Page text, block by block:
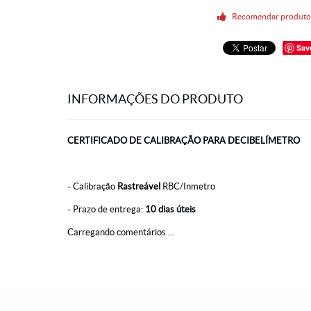
Recomendar produto
INFORMAÇÕES DO PRODUTO
CERTIFICADO DE CALIBRAÇÃO PARA DECIBELÍMETRO
- Calibração Rastreável RBC/Inmetro
- Prazo de entrega: 10 dias úteis
Carregando comentários ...